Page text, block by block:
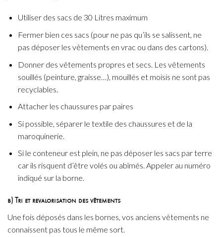
Utiliser des sacs de 30 Litres maximum
Fermer bien ces sacs (pour ne pas qu’ils se salissent, ne
pas déposer les vêtements en vrac ou dans des cartons).
Donner des vêtements propres et secs. Les vêtements
souillés (peinture, graisse…), mouillés et moisis ne sont pas
recyclables.
Attacher les chaussures par paires
Si possible, séparer le textile des chaussures et de la
maroquinerie.
Si le conteneur est plein, ne pas déposer les sacs par terre
car ils risquent d’être volés ou abîmés. Appeler au numéro
indiqué sur la borne.
b) Tri et revalorisation des vêtements
Une fois déposés dans les bornes, vos anciens vêtements ne
connaissent pas tous le même sort.